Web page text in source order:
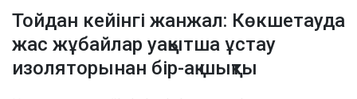
Тойдан кейінгі жанжал: Көкшетауда
жас жұбайлар уақытша ұстау
изоляторынан бір-ақ шықты